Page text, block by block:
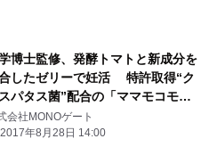
博士監修、発酵トマトと新成分を
したゼリーで妊活 特許取得“ク
パタス菌”配合の「ママモコモ」
28発売！
会社MONOゲート
2017年8月28日 14:00